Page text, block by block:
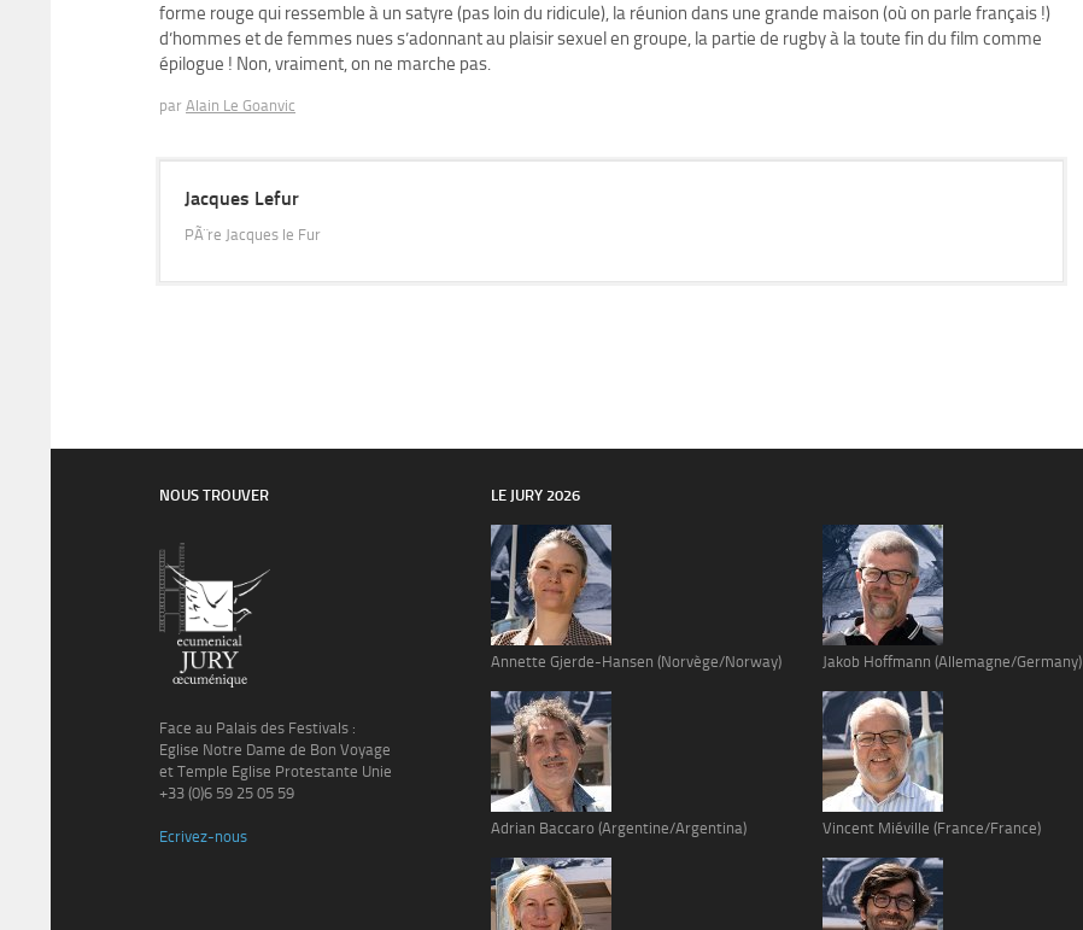
forme rouge qui ressemble à un satyre (pas loin du ridicule), la réunion dans une grande maison (où on parle français !)
d’hommes et de femmes nues s’adonnant au plaisir sexuel en groupe, la partie de rugby à la toute fin du film comme
épilogue ! Non, vraiment, on ne marche pas.
par Alain Le Goanvic
Jacques Lefur
PÃ¨re Jacques le Fur
NOUS TROUVER
Face au Palais des Festivals :
Eglise Notre Dame de Bon Voyage
et Temple Eglise Protestante Unie
+33 (0)6 59 25 05 59
Ecrivez-nous
LE JURY 2026
Annette Gjerde-Hansen (Norvège/Norway)
Adrian Baccaro (Argentine/Argentina)
Jakob Hoffmann (Allemagne/Germany)
Vincent Miéville (France/France)